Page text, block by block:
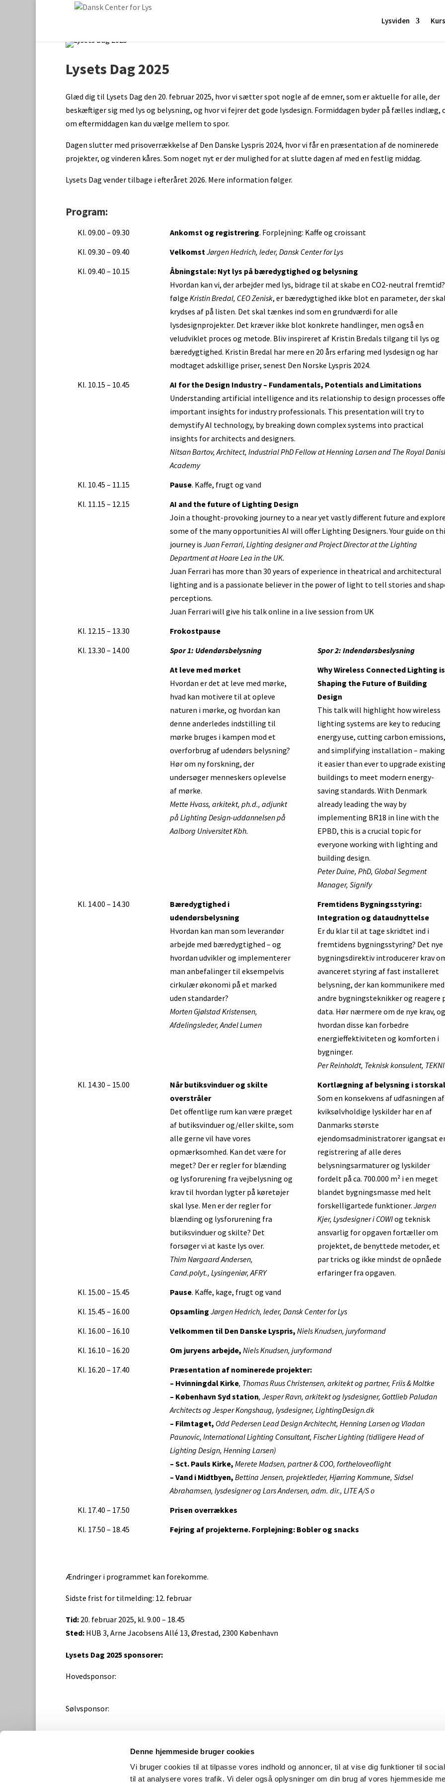
Denne hjemmeside bruger cookies
Vi bruger cookies til at tilpasse vores indhold og annoncer, til at vise dig funktioner til
til at analysere vores trafik. Vi deler også oplysninger om din brug af vores hjemmeside
Lysviden
Lysets Dag 2025
Glæd dig til Lysets Dag den 20. februar 2025, hvor vi sætter spot nogle af de emner, som er aktuelle for alle, der
beskæftiger sig med lys og belysning, og hvor vi fejrer det gode lysdesign. Formiddagen byder på fælles indlæg,
om eftermiddagen kan du vælge mellem to spor.
Dagen slutter med prisoverrækkelse af Den Danske Lyspris 2024, hvor vi får en præsentation af de nominerede
projekter, og vinderen kåres. Som noget nyt er der mulighed for at slutte dagen af med en festlig middag.
Lysets Dag vender tilbage i efteråret 2026. Mere information følger.
Program:
Kl. 09.00 – 09.30 Ankomst og registrering. Forplejning: Kaffe og croissant
Kl. 09.30 – 09.40
VelkomstJørgen Hedrich, leder, Dansk Center for Lys
Kl. 09.40 – 10.15
Åbningstale: Nyt lys på bæredygtighed og belysning
Hvordan kan vi, der arbejder med lys, bidrage til at skabe en CO2-neutral
følge Kristin Bredal, CEO Zenisk, er bæredygtighed ikke blot en parameter, der
krydses af på listen. Det skal tænkes ind som en grundværdi for alle
lysdesignprojekter. Det kræver ikke blot konkrete handlinger, men også en
veludviklet proces og metode. Bliv inspireret af Kristin Bredals tilgang til lys og
bæredygtighed. Kristin Bredal har mere en 20 års erfaring med lysdesign og har
modtaget adskillige priser, senest Den Norske Lyspris 2024.
Kl. 10.15 – 10.45
AI for the Design Industry – Fundamentals, Potentials and Limitations
Understanding artificial intelligence and its relationship to design processes
important insights for industry professionals. This presentation will try to
demystify AI technology, by breaking down complex systems into practical
insights for architects and designers.
Nitsan Bartov, Architect, Industrial PhD Fellow at Henning Larsen and The Royal
Academy
Kl. 10.45 – 11.15
Pause. Kaffe, frugt og vand
Kl. 11.15 – 12.15
AI and the future of Lighting Design
Join a thought-provoking journey to a near yet vastly different future and
some of the many opportunities AI will offer Lighting Designers. Your guide on
journey is Juan Ferrari, Lighting designer and Project Director at the Lighting
Department at Hoare Lea in the UK.
Juan Ferrari has more than 30 years of experience in theatrical and architectural
lighting and is a passionate believer in the power of light to tell stories and
perceptions.
Juan Ferrari will give his talk online in a live session from UK
Kl. 12.15 – 13.30
Frokostpause
Kl. 13.30 – 14.00
Spor 1: Udendørsbelysning
Spor 2: Indendørsbeslysning
At leve med mørket
Hvordan er det at leve med mørke,
hvad kan motivere til at opleve
naturen i mørke, og hvordan kan
denne anderledes indstilling til
mørke bruges i kampen mod et
overforbrug af udendørs belysning?
Hør om ny forskning, der
undersøger menneskers oplevelse
af mørke.
Mette Hvass, arkitekt, ph.d., adjunkt
på Lighting Design-uddannelsen på
Aalborg Universitet Kbh.
Why Wireless Connected Lighting is
Shaping the Future of Building
Design
This talk will highlight how wireless
lighting systems are key to reducing
energy use, cutting carbon emissions,
and simplifying installation – making
it easier than ever to upgrade
buildings to meet modern energy-
saving standards. With Denmark
already leading the way by
implementing BR18 in line with the
EPBD, this is a crucial topic for
everyone working with lighting and
building design.
Peter Duine, PhD, Global Segment
Manager, Signify
Kl. 14.00 – 14.30
Bæredygtighed i
udendørsbelysning
Hvordan kan man som leverandør
arbejde med bæredygtighed – og
hvordan udvikler og implementerer
man anbefalinger til eksempelvis
cirkulær økonomi på et marked
uden standarder?
Morten Gjølstad Kristensen,
Afdelingsleder, Andel Lumen
Fremtidens Bygningsstyring:
Integration og dataudnyttelse
Er du klar til at tage skridtet ind i
fremtidens bygningsstyring? Det nye
bygningsdirektiv introducerer krav
avanceret styring af fast installeret
belysning, der kan kommunikere med
andre bygningsteknikker og reagere
data. Hør nærmere om de nye krav, og
hvordan disse kan forbedre
energieffektiviteten og komforten i
bygninger.
Per Reinholdt, Teknisk konsulent,
Kl. 14.30 – 15.00
Når butiksvinduer og skilte
overstråler
Det offentlige rum kan være præget
af butiksvinduer og/eller skilte, som
alle gerne vil have vores
opmærksomhed. Kan det være for
meget? Der er regler for blænding
og lysforurening fra vejbelysning og
krav til hvordan lygter på køretøjer
skal lyse. Men er der regler for
blænding og lysforurening fra
butiksvinduer og skilte? Det
forsøger vi at kaste lys over.
Thim Nørgaard Andersen,
Cand.polyt., Lysingeniør, AFRY
Kortlægning af belysning i
Som en konsekvens af udfasningen af
kviksølvholdige lyskilder har en af
Danmarks største
ejendomsadministratorer igangsat
registrering af alle deres
belysningsarmaturer og lyskilder
fordelt på ca. 700.000 m² i en meget
blandet bygningsmasse med helt
forskelligartede funktioner. Jørgen
Kjer, Lysdesigner i COWIog teknisk
ansvarlig for opgaven fortæller om
projektet, de benyttede metoder, et
par tricks og ikke mindst de opnåede
erfaringer fra opgaven.
Kl. 15.00 – 15.45
Pause. Kaffe, kage, frugt og vand
Kl. 15.45 – 16.00
Opsamling Jørgen Hedrich, leder, Dansk Center for Lys
Kl. 16.00 – 16.10
Velkommen til Den Danske Lyspris, Niels Knudsen, juryformand
Kl. 16.10 – 16.20
Om juryens arbejde, Niels Knudsen, juryformand
Kl. 16.20 – 17.40
Præsentation af nominerede projekter:
– Hvinningdal Kirke, Thomas Ruus Christensen, arkitekt og partner, Friis & Moltke
– København Syd station, Jesper Ravn, arkitekt og lysdesigner, Gottlieb Paludan
Architects og Jesper Kongshaug, lysdesigner, LightingDesign.dk
– Filmtaget, Odd Pedersen Lead Design Architecht, Henning Larsen og Vladan
Paunovic, International Lighting Consultant, Fischer Lighting (tidligere Head of
Lighting Design, Henning Larsen)
– Sct. Pauls Kirke, Merete Madsen, partner & COO, fortheloveoflight
– Vand i Midtbyen, Bettina Jensen, projektleder, Hjørring Kommune, Sidsel
Abrahamsen, lysdesigner og Lars Andersen, adm. dir., LITE A/S o
Kl. 17.40 – 17.50
Prisen overrækkes
Kl. 17.50 – 18.45
Fejring af projekterne. Forplejning: Bobler og snacks
Ændringer i programmet kan forekomme.
Sidste frist for tilmelding: 12. februar
Tid: 20. februar 2025, kl. 9.00 – 18.45
Sted: HUB 3, Arne Jacobsens Allé 13, Ørestad, 2300 København
Lysets Dag 2025 sponsorer:
Hovedsponsor:
Sølvsponsor:
Dansk Center for Lys
Om Dansk Center for Lys